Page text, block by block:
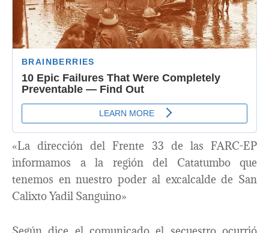
«La dirección del Frente 33 de las FARC-EP
informamos a la región del Catatumbo que
tenemos en nuestro poder al excalcalde de San
Calixto Yadil Sanguino»